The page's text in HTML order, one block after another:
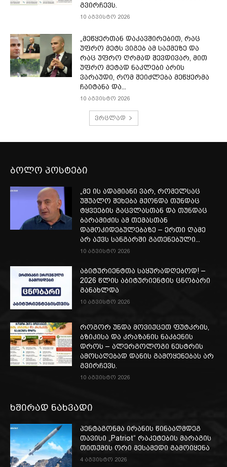
გვირჩევს.
10 აგვისტო 2026
„მეწყერთან დაკავშირებით, რაც
უფრო მეტს ვიგებ ამ საქმეზე და
რაც უფრო ღრმად შევდივარ, მით
უფრო მეტად ნაკლები არის
ვარაუდი, რომ შეიძლება მეწყერმა
ჩაიტანა და...
10 აგვისტო 2026
ვრცლად
ბოლო პოსტები
„მე ის ადამიანი ვარ, რომელსაც
უშუალო შეხება მქონდა თუნდაც
ტყვეების გაცვლასთან და თუნდაც
ბარამიძის ამ თემასთან
დამოკიდებულებაზე – ერთი ღამე
არ აქვს სანგარში გათენებული...
10 აგვისტო 2026
აბიტურიენტთა საყურადღებოდ! –
2026 წლის აბიტურიენტის ცნობარი
განახლდა
10 აგვისტო 2026
როგორ უნდა მოვიქცეთ ფუტკრის,
ბზიკისა და კრაზანის ნაკბენის
დროს – ალერგოლოგი ნესტრის
ამოსაღებად დანის გამოყენებას არ
გვირჩევს.
10 აგვისტო 2026
ხშირად ნახვადი
პენტაგონმა ირანის წინააღმდეგ
თავისი „Patriot“ რაკეტების მარაგის
თითქმის ორი მესამედი გამოიყენა
4 აგვისტო 2026